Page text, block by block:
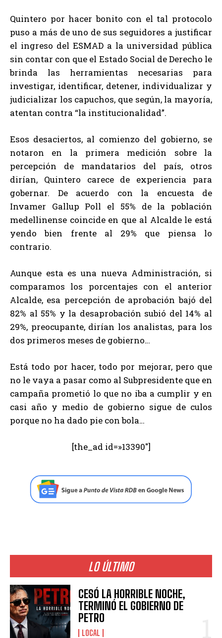
Quintero por hacer bonito con el tal protocolo
puso a más de uno de sus seguidores a justificar
el ingreso del ESMAD a la universidad pública
sin contar con que el Estado Social de Derecho le
brinda las herramientas necesarias para
investigar, identificar, detener, individualizar y
judicializar los capuchos, que según, la mayoría,
atentan contra “la institucionalidad”.
Esos desaciertos, al comienzo del gobierno, se
notaron en la primera medición sobre la
percepción de mandatarios del país, otros
dirían, Quintero carece de experiencia para
gobernar. De acuerdo con la encuesta de
Invamer Gallup Poll el 55% de la población
medellinense coincide en que al Alcalde le está
yendo bien frente al 29% que piensa lo
contrario.
Aunque esta es una nueva Administración, si
comparamos los porcentajes con el anterior
Alcalde, esa percepción de aprobación bajó del
82% al 55% y la desaprobación subió del 14% al
29%, preocupante, dirían los analistas, para los
dos primeros meses de gobierno…
Está todo por hacer, todo por mejorar, pero que
no le vaya a pasar como al Subpresidente que en
campaña prometió lo que no iba a cumplir y en
casi año y medio de gobierno sigue de culos
porque no ha dado pie con bola…
[the_ad id=»13390″]
LO ÚLTIMO
CESÓ LA HORRIBLE NOCHE,
TERMINÓ EL GOBIERNO DE
PETRO
LOCAL